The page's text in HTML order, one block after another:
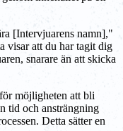
[Intervjuarens namn],"
visar att du har tagit dig
snarare än att skicka
möjligheten att bli
tid och ansträngning
Detta sätter en